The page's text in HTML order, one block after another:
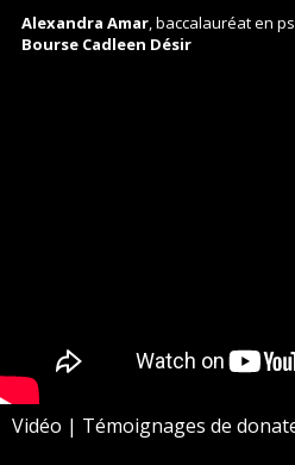
Alexandra Amar, baccalauréat en
Bourse Cadleen Désir
Vidéo | Témoignages de